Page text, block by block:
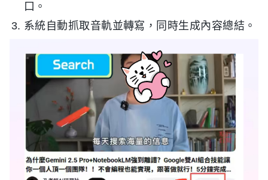
口。
系統自動抓取音軌並轉寫，同時生成內容總結。